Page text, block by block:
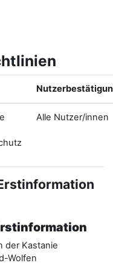
Alle Nutzer/innen
der Kastanie
Wolfen